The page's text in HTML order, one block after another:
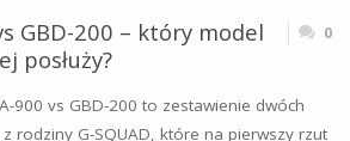
GBD-200 – który model
posłuży?
0
900 vs GBD-200 to zestawienie dwóch
rodziny G-SQUAD, które na pierwszy rzut